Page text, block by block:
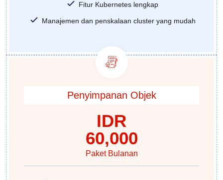
Fitur Kubernetes lengkap
Manajemen dan penskalaan cluster yang mudah
Penyimpanan Objek
IDR
60,000
Paket Bulanan